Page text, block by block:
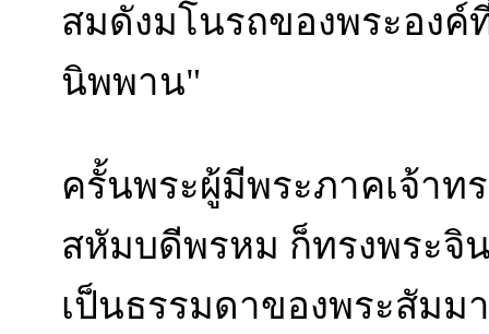
สมดังมโนรถของพระองค์
นิพพาน"
ครั้นพระผู้มีพระภาคเจ้าท
สหัมบดีพรหม ก็ทรงพระจิ
เป็นธรรมดาของพระสัมม